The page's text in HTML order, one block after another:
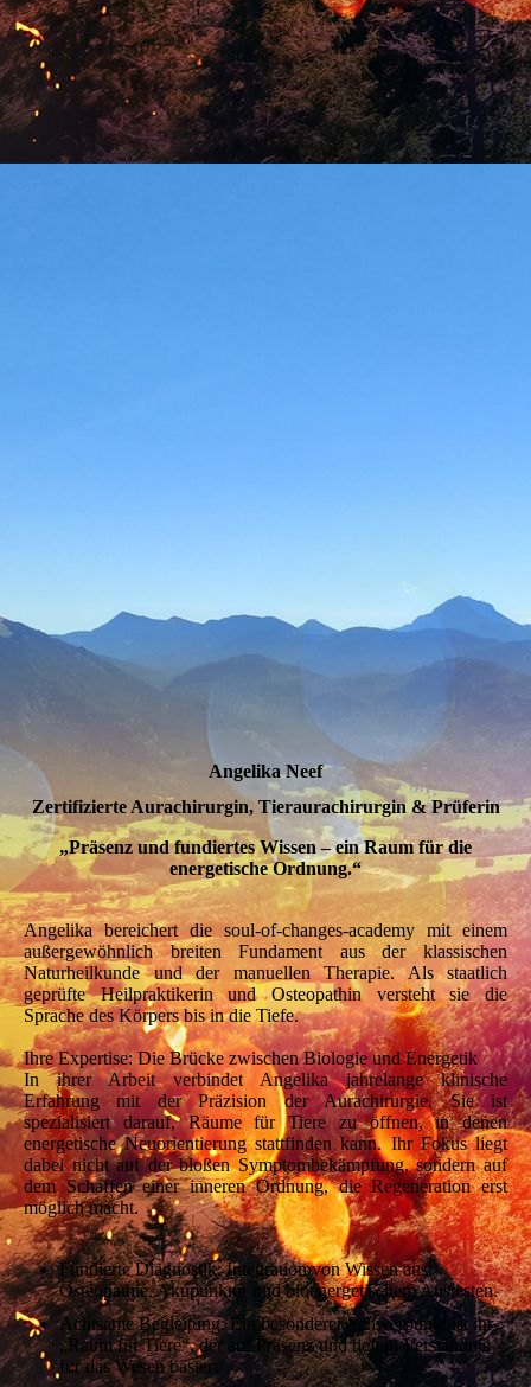
Bild-Angelika-mit-Katze
Angelika Neef
Zertifizierte Aurachirurgin, Tieraurachirurgin & Prüferin
„Präsenz und fundiertes Wissen – ein Raum für die
energetische Ordnung.“
Angelika bereichert die soul-of-changes-academy mit einem
außergewöhnlich breiten Fundament aus der klassischen
Naturheilkunde und der manuellen Therapie. Als staatlich
geprüfte Heilpraktikerin und Osteopathin versteht sie die
Sprache des Körpers bis in die Tiefe.
Ihre Expertise: Die Brücke zwischen Biologie und Energetik
In ihrer Arbeit verbindet Angelika jahrelange klinische
Erfahrung mit der Präzision der Aurachirurgie. Sie ist
spezialisiert darauf, Räume für Tiere zu öffnen, in denen
energetische Neuorientierung stattfinden kann. Ihr Fokus liegt
dabei nicht auf der bloßen Symptombekämpfung, sondern auf
dem Schaffen einer inneren Ordnung, die Regeneration erst
möglich macht.
Fundierte Diagnostik: Integration von Wissen aus
Osteopathie, Akupunktur und bioenergetischem Austesten.
Achtsame Begleitung: Ein besonderer Schwerpunkt ist ihr
„Raum für Tiere“, der auf Präsenz und tiefem Verständnis
für das Wesen basiert.